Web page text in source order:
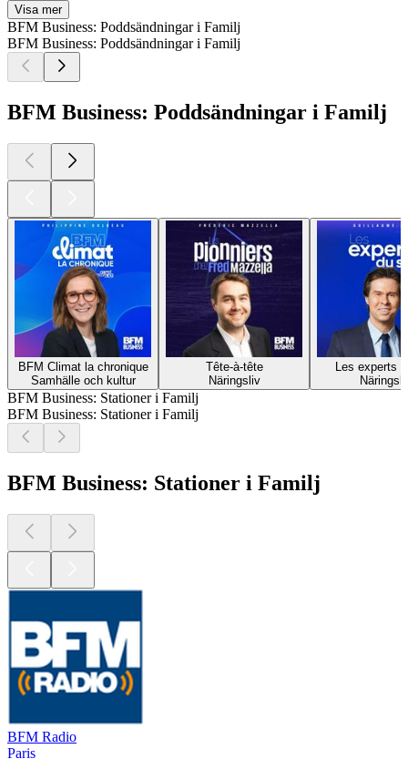
Visa mer
BFM Business: Poddsändningar i Familj
BFM Business: Poddsändningar i Familj
BFM Business: Poddsändningar i Familj
BFM Climat la chronique
Samhälle och kultur
Tête-à-tête
Näringsliv
Les experts
BFM Business: Stationer i Familj
BFM Business: Stationer i Familj
BFM Business: Stationer i Familj
BFM Radio
Paris